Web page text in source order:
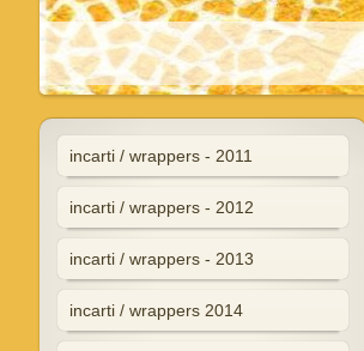
incarti / wrappers - 2011
incarti / wrappers - 2012
incarti / wrappers - 2013
incarti / wrappers 2014